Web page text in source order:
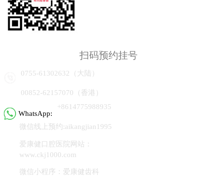
扫码预约挂号
0755-61302632（大陆）
00852-62157070（香港）
WhatsApp:
+8614775988935
微信线上预约:aikangjian1995
爱康健口腔医院网站：
www.ckj1000.com
微信小程序：爱康健齿科